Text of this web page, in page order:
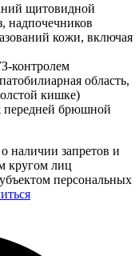
щитовидной
надпочечников
кожи, включая
контролем
область,
кишке)
передней брюшной
наличии запретов и
кругом лиц
персональных